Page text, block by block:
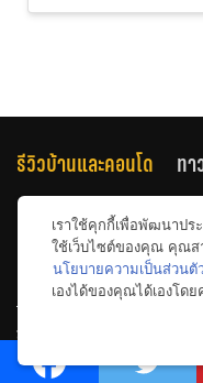
รีวิวบ้านและคอนโด ทา
คอนโด
คอนโดใกล้รถ
ทำคอนโด แบ่งตามทำเลเล
รีวิวบ้านและคอนโด
รีวิวคอนโดมิเนียม
เราใช้คุกกี้เพื่อพัฒนาป
ใช้เว็บไซต์ของคุณ คุณส
นโยบายความเป็นส่วนตั
เองได้ของคุณได้เองโด